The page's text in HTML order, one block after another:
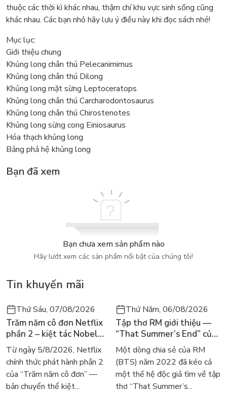
thuộc các thời kì khác nhau, thậm chí khu vực sinh sống cũng
khác nhau. Các bạn nhỏ hãy lưu ý điều này khi đọc sách nhé!
Mục lục:
Giới thiệu chung
Khủng long chân thú Pelecanimimus
Khủng long chân thú Dilong
Khủng long mặt sừng Leptoceratops
Khủng long chân thú Carcharodontosaurus
Khủng long chân thú Chirostenotes
Khủng long sừng cong Einiosaurus
Hóa thạch khủng long
Bảng phả hệ khủng long
Bạn đã xem
Bạn chưa xem sản phẩm nào
Hãy lướt xem các sản phẩm nổi bật của chúng tôi!
Tin khuyến mãi
Thứ Sáu, 07/08/2026
Trăm năm cô đơn Netflix
phần 2 – kiệt tác Nobel
trở lại màn ảnh, dòng
người tìm đọc lại García
Márquez
Từ ngày 5/8/2026, Netflix
chính thức phát hành phần 2
của “Trăm năm cô đơn” —
bản chuyển thể kiệt...
Thứ Năm, 06/08/2026
Tập thơ RM giới thiệu —
“That Summer’s End” của
Lee Seong-bok ra mắt bản
tiếng Anh sau 4 năm gây
sốt
Một dòng chia sẻ của RM
(BTS) năm 2022 đã kéo cả
một thế hệ độc giả tìm về tập
thơ “That Summer’s...